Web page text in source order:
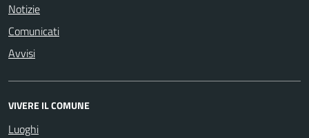
Notizie
Comunicati
Avvisi
VIVERE IL COMUNE
Luoghi